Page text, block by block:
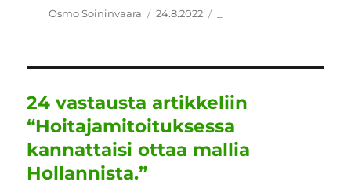
c
b
o
o
k
it
r
ai k
d
I
n
at
A
p
p
e
r
a
m
Kirjoittaja
Osmo Soininvaara Julkaistu
24.8.2022
24 vastausta artikkeliin
“Hoitajamitoituksessa
kannattaisi ottaa mallia
Hollannista.”